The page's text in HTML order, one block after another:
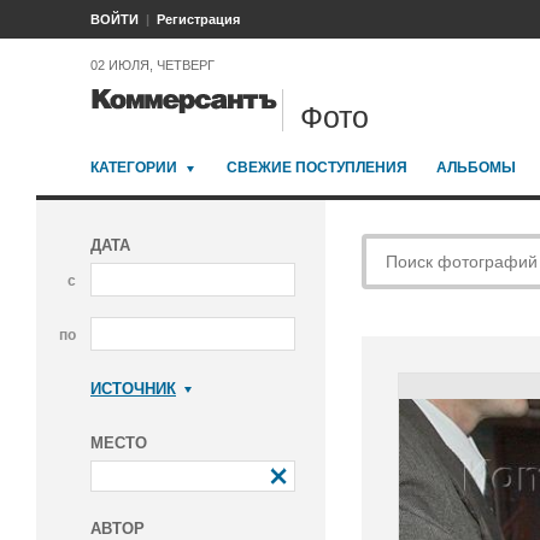
ВОЙТИ Регистрация
02 ИЮЛЯ, ЧЕТВЕРГ
Фото
КАТЕГОРИИ СВЕЖИЕ ПОСТУПЛЕНИЯ АЛЬБОМЫ
ДАТА
с
по
ИСТОЧНИК
МЕСТО
АВТОР